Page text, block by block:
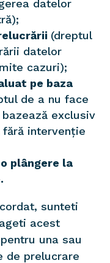
datelor
(dreptul
datelor
cazuri);
pe baza
de a nu face
exclusiv
intervenție
plângere la
sunteti
acest
una sau
de prelucrare